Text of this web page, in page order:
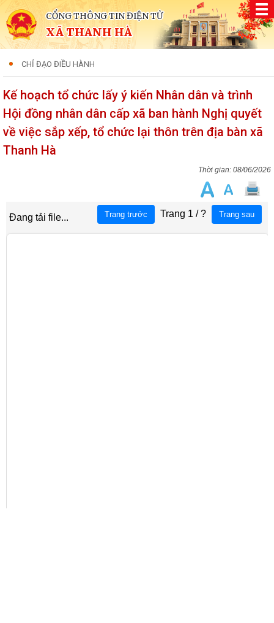
CỔNG THÔNG TIN ĐIỆN TỬ
XÃ THANH HÀ
CHỈ ĐẠO ĐIỀU HÀNH
Kế hoạch tổ chức lấy ý kiến Nhân dân và trình
Hội đồng nhân dân cấp xã ban hành Nghị quyết
về việc sắp xếp, tổ chức lại thôn trên địa bàn xã
Thanh Hà
08/06/2026